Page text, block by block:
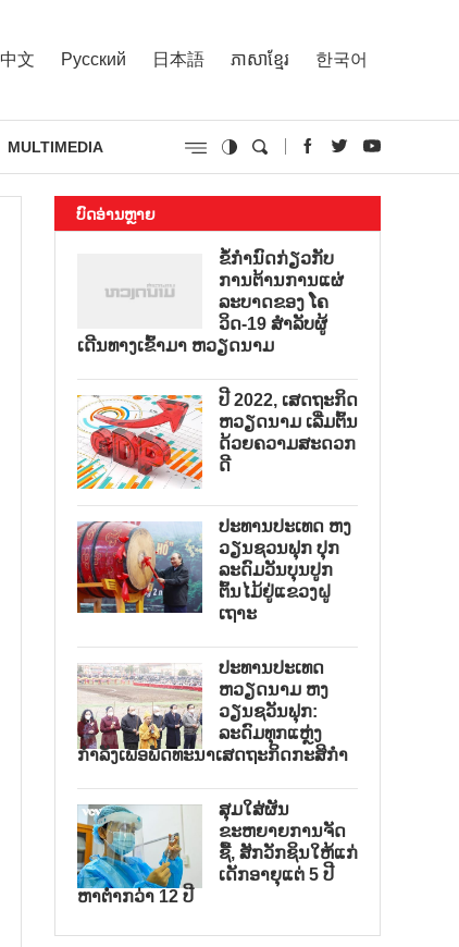
中文 Русский 日本語 ភាសាខ្មែរ 한국어
MULTIMEDIA
ບົດອ່ານຫຼາຍ
ຂໍ້ກຳນົດກ່ຽວກັບ
ການຕ້ານການແຜ່
ລະບາດຂອງ ໂຄ
ວິດ-19 ສຳລັບຜູ້
ເດີນທາງເຂົ້າມາ ຫວຽດນາມ
ປີ 2022, ເສດຖະກິດ
ຫວຽດນາມ ເລີ່ມຕົ້ນ
ດ້ວຍຄວາມສະດວກ
ດີ
ປະທານປະເທດ ຫງ
ວຽນຊວນຟຸກ ປຸກ
ລະດົມວັນບຸນປູກ
ຕົ້ນໄມ້ຢູ່ແຂວງຝູ
ເຖາະ
ປະທານປະເທດ
ຫວຽດນາມ ຫງ
ວຽນຊວັນຟຸກ:
ລະດົມທຸກແຫຼ່ງ
ກຳລັງເພື່ອພັດທະນາເສດຖະກິດກະສິກຳ
ສຸມໃສ່ຜັນ
ຂະຫຍາຍການຈັດ
ຊື້, ສັກວັກຊິນໃຫ້ແກ່
ເດັກອາຍຸແຕ່ 5 ປີ
ຫາຕ່ຳກວ່າ 12 ປີ